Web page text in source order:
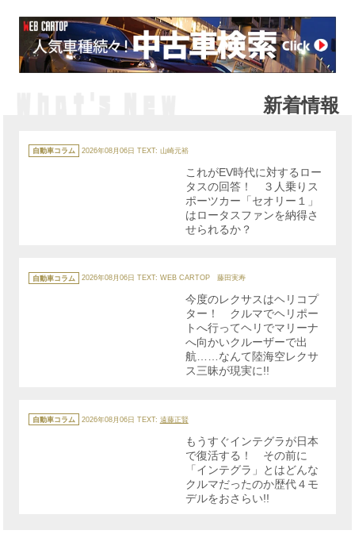
新着情報
カ
テ
ゴ
自動車コラム 2026年08月06日 TEXT: 山崎元裕
これがEV時代に対するロー
タスの回答！ ３人乗りス
ポーツカー「セオリー１」
はロータスファンを納得さ
せられるか？
テ
ゴ
自動車コラム 2026年08月06日 TEXT: WEB CARTOP 藤田実寿
今度のレクサスはヘリコプ
ター！ クルマでヘリポー
トへ行ってヘリでマリーナ
へ向かいクルーザーで出
航……なんて陸海空レクサ
ス三昧が現実に!!
テ
ゴ
自動車コラム 2026年08月06日 TEXT: 遠藤正賢
もうすぐインテグラが日本
で復活する！ その前に
「インテグラ」とはどんな
クルマだったのか歴代４モ
デルをおさらい!!